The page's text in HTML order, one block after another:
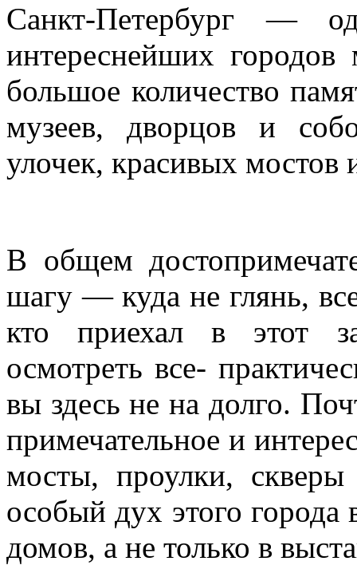
Санкт-Петербург —
интереснейших городов
большое количество
музеев, дворцов и
улочек, красивых мостов
В общем
шагу — куда не глянь,
кто приехал в этот
осмотреть все-
вы здесь не на долго.
примечательное и
мосты, проулки,
особый дух этого города
домов, а не только в